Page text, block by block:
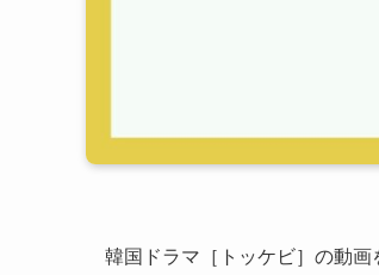
韓国ドラマ［トッケビ］の動